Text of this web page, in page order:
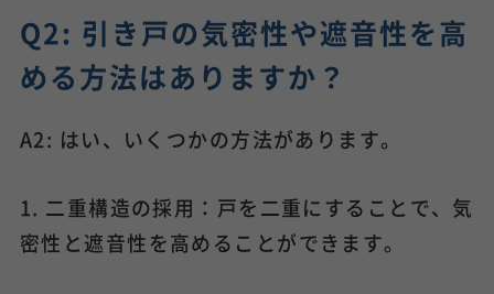
Q2: 引き戸の気密性や遮音性を高
める方法はありますか？
A2: はい、いくつかの方法があります。
1. 二重構造の採用：戸を二重にすることで、気
密性と遮音性を高めることができます。